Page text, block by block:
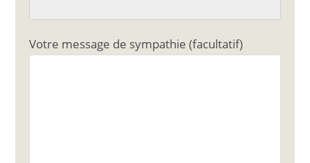
Votre message de sympathie (facultatif)